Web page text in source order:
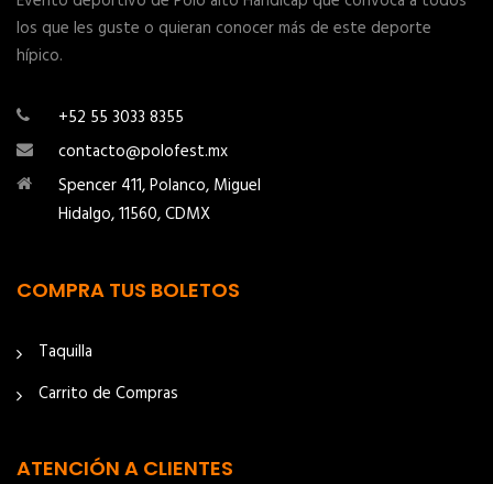
los que les guste o quieran conocer más de este deporte
hípico.
+52 55 3033 8355
contacto@polofest.mx
Spencer 411, Polanco, Miguel
Hidalgo, 11560, CDMX
COMPRA TUS BOLETOS
Taquilla
Carrito de Compras
ATENCIÓN A CLIENTES